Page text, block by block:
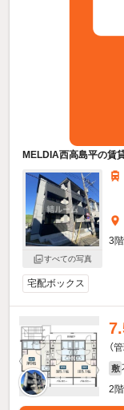
MELDIA西高島平の賃
すべての写真
3
宅配ボックス
（
敷
2